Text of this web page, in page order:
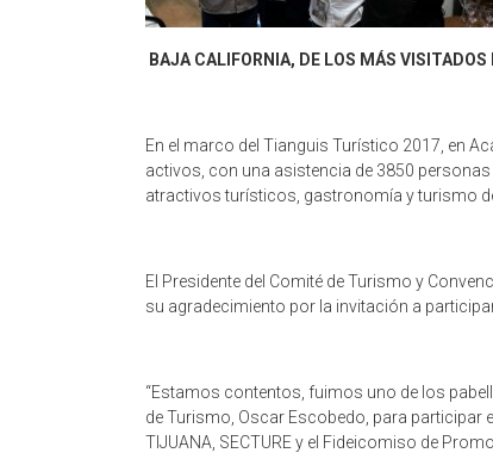
BAJA CALIFORNIA, DE LOS MÁS
En el marco del Tianguis Turístico 2017, en
activos, con una asistencia de 3850
atractivos turísticos, gastronomía y turismo
El Presidente del Comité de Turismo y
su agradecimiento por la invitación a
“Estamos contentos, fuimos uno de los
de Turismo, Oscar Escobedo, para participar
TIJUANA, SECTURE y el Fideicomiso de